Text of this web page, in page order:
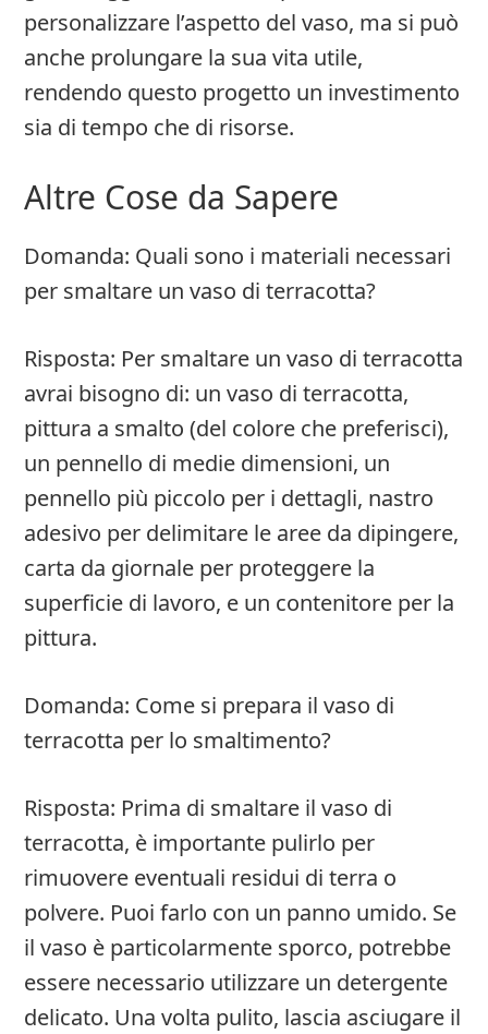
personalizzare l’aspetto del vaso, ma si può
anche prolungare la sua vita utile,
rendendo questo progetto un investimento
sia di tempo che di risorse.
Altre Cose da Sapere
Domanda: Quali sono i materiali necessari
per smaltare un vaso di terracotta?
Risposta: Per smaltare un vaso di terracotta
avrai bisogno di: un vaso di terracotta,
pittura a smalto (del colore che preferisci),
un pennello di medie dimensioni, un
pennello più piccolo per i dettagli, nastro
adesivo per delimitare le aree da dipingere,
carta da giornale per proteggere la
superficie di lavoro, e un contenitore per la
pittura.
Domanda: Come si prepara il vaso di
terracotta per lo smaltimento?
Risposta: Prima di smaltare il vaso di
terracotta, è importante pulirlo per
rimuovere eventuali residui di terra o
polvere. Puoi farlo con un panno umido. Se
il vaso è particolarmente sporco, potrebbe
essere necessario utilizzare un detergente
delicato. Una volta pulito, lascia asciugare il